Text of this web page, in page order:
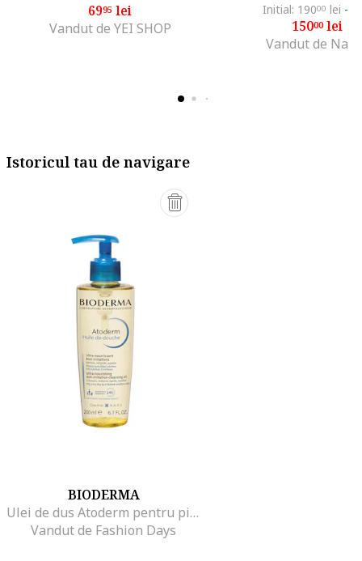
6995 lei
Vandut de YEI SHOP
Initial: 19000 lei -
15000lei
Vandut de
Istoricul tau de navigare
BIODERMA
Ulei de dus Atoderm pentru piele uscata/foarte uscata/sensibila, 200 ml
Vandut de Fashion Days